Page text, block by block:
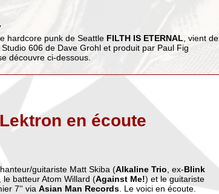
hardcore punk de Seattle FILTH IS ETERNAL , vient de
606 de Dave Grohl et produit par Paul Fig
découvre ci-dessous.
en écoute
guitariste Matt Skiba (Alkaline Trio , ex-Blink
le batteur Atom Willard (Against Me!) et le guitariste
7'' via Asian Man Records. Le voici en écoute.